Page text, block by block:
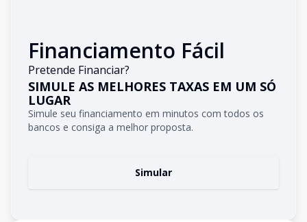
Financiamento Fácil
Pretende Financiar?
SIMULE AS MELHORES TAXAS EM UM SÓ
LUGAR
Simule seu financiamento em minutos com todos os
bancos e consiga a melhor proposta.
Simular